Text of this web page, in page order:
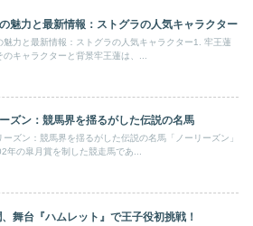
魅力と最新情報：ストグラの人気キャラクター
魅力と最新情報：ストグラの人気キャラクター1. 牢王蓮
のキャラクターと背景牢王蓮は、...
ズン：競馬界を揺るがした伝説の名馬
ズン：競馬界を揺るがした伝説の名馬「ノーリーズン」
年の皐月賞を制した競走馬であ...
舞台『ハムレット』で王子役初挑戦！